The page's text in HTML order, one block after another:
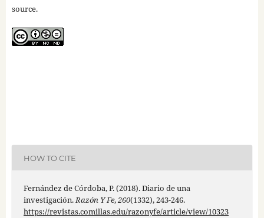
source.
HOW TO CITE
Fernández de Córdoba, P. (2018). Diario de una
investigación.Razón Y Fe,260(1332), 243-246.
https://revistas.comillas.edu/razonyfe/article/view/10323